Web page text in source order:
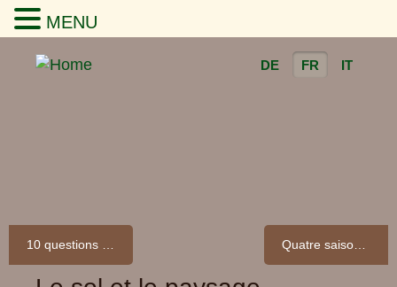
DE FR IT
10 questions sur notre taupe Quatre saisons pour le sol
MENU